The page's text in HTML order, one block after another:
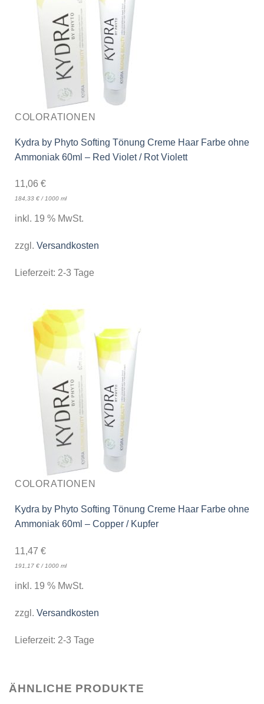
COLORATIONEN
Kydra by Phyto Softing Tönung Creme Haar Farbe ohne
Ammoniak 60ml – Red Violet / Rot Violett
11,06 €
184,33 €/1000 ml
inkl. 19 % MwSt.
zzgl. Versandkosten
Lieferzeit: 2-3 Tage
COLORATIONEN
Kydra by Phyto Softing Tönung Creme Haar Farbe ohne
Ammoniak 60ml – Copper / Kupfer
11,47 €
191,17 €/ 1000 ml
inkl. 19 % MwSt.
zzgl. Versandkosten
Lieferzeit: 2-3 Tage
ÄHNLICHE PRODUKTE